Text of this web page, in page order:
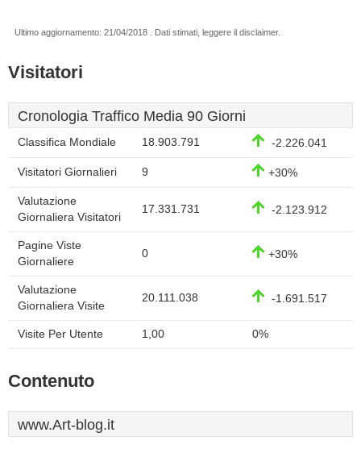
Ultimo aggiornamento: 21/04/2018 . Dati stimati, leggere il disclaimer.
Visitatori
Cronologia Traffico Media 90 Giorni
Classifica Mondiale 18.903.791 -2.226.041
Visitatori Giornalieri 9 +30%
Valutazione
Giornaliera Visitatori
17.331.731 -2.123.912
Pagine Viste
Giornaliere
0 +30%
Valutazione
Giornaliera Visite
20.111.038 -1.691.517
Visite Per Utente 1,00 0%
Contenuto
www.Art-blog.it